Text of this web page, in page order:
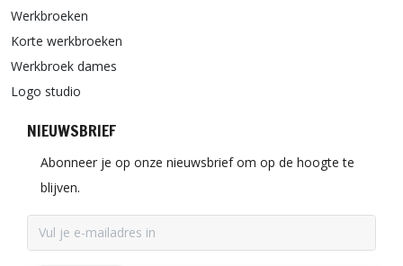
Werkbroeken
Korte werkbroeken
Werkbroek dames
Logo studio
NIEUWSBRIEF
Abonneer je op onze nieuwsbrief om op de hoogte te
blijven.